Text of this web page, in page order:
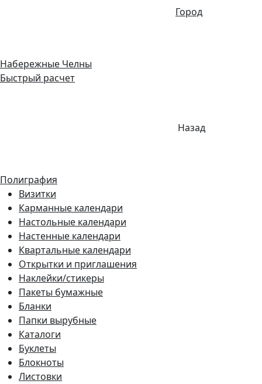
Город
Набережные Челны
Быстрый расчет
Назад
Полиграфия
Визитки
Карманные календари
Настольные календари
Настенные календари
Квартальные календари
Открытки и приглашения
Наклейки/стикеры
Пакеты бумажные
Бланки
Папки вырубные
Каталоги
Буклеты
Блокноты
Листовки